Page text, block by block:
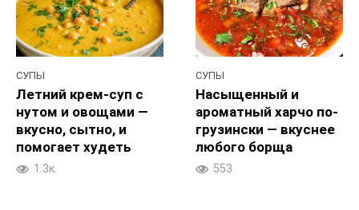
СУПЫ
Летний крем-суп с
нутом и овощами —
вкусно, сытно, и
помогает худеть
1.3к.
СУПЫ
Насыщенный и
ароматный харчо по-
грузински — вкуснее
любого борща
553